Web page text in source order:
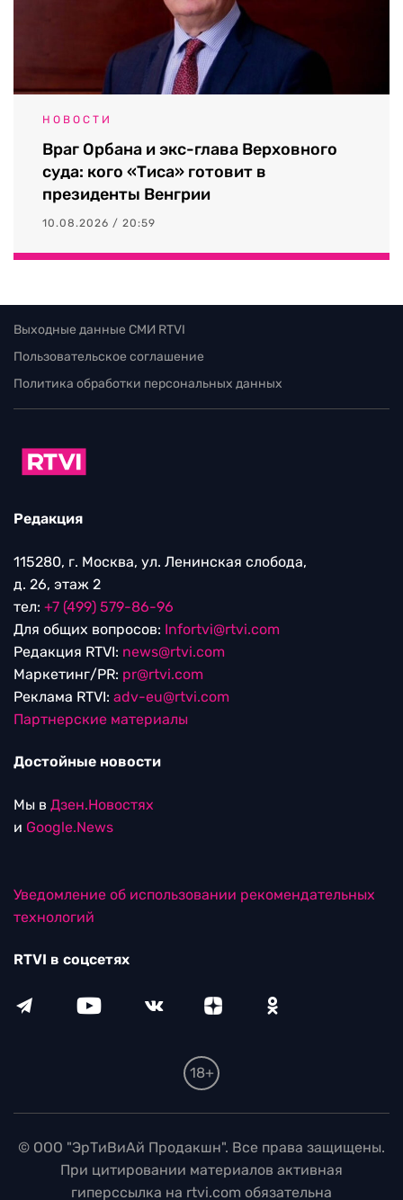
НОВОСТИ
Враг Орбана и экс-глава Верховного
суда: кого «Тиса» готовит в
президенты Венгрии
10.08.2026 / 20:59
Выходные данные СМИ RTVI
Пользовательское соглашение
Политика обработки персональных данных
Редакция
115280, г. Москва, ул. Ленинская слобода,
д. 26, этаж 2
тел: +7 (499) 579-86-96
Для общих вопросов: Infortvi@rtvi.com
Редакция RTVI: news@rtvi.com
Маркетинг/PR: pr@rtvi.com
Реклама RTVI: adv-eu@rtvi.com
Партнерские материалы
Достойные новости
Мы в Дзен.Новостях
и Google.News
Уведомление об использовании рекомендательных
технологий
RTVI в соцсетях
18+
© ООО "ЭрТиВиАй Продакшн". Все права защищены.
При цитировании материалов активная
гиперссылка на rtvi.com обязательна